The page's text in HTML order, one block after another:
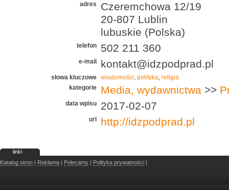
adres
Czeremchowa 12/19
20-807 Lublin
lubuskie (Polska)
telefon 502 211 360
e-mail kontakt@idzpodprad.pl
słowa kluczowe wiadomości, polityka, religia
kategorie
Media, wydawnictwa >>
data wpisu 2017-02-07
url http://idzpodprad.pl
linki
Katalog stron | Reklama | Polecamy | Polityka prywatności |